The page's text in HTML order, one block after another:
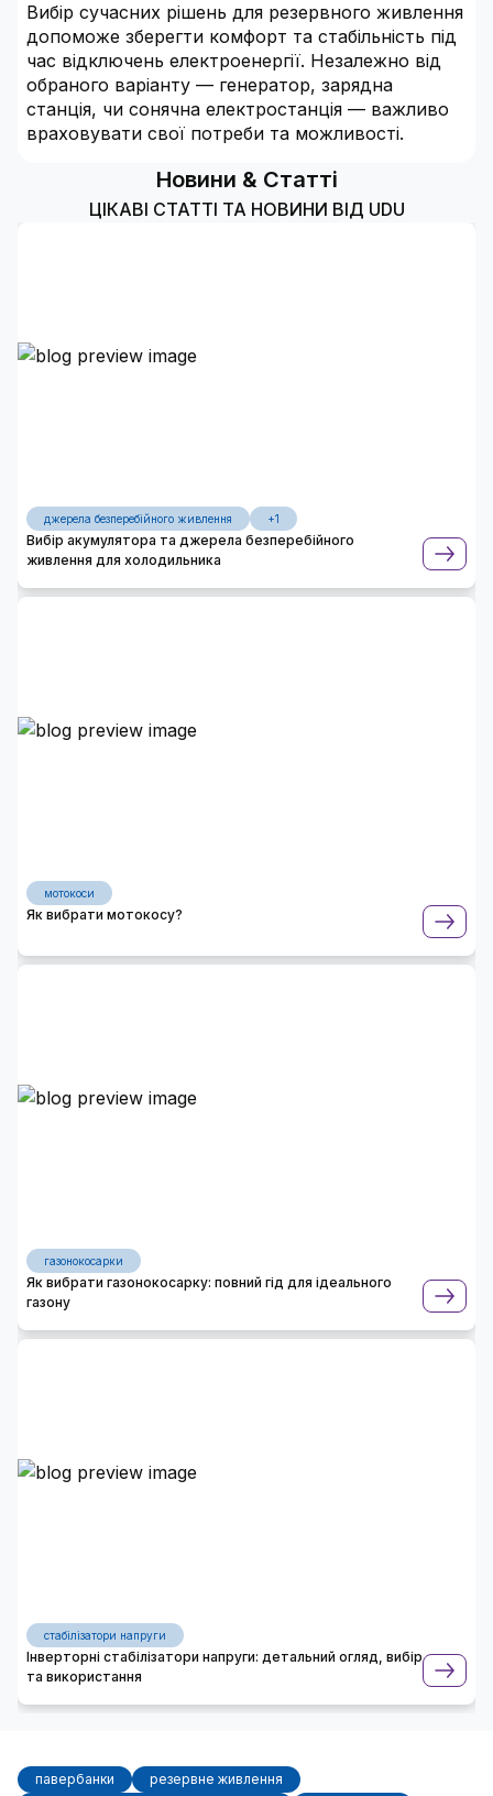
Вибір сучасних рішень для резервного живлення
допоможе зберегти комфорт та стабільність під
час відключень електроенергії. Незалежно від
обраного варіанту — генератор, зарядна
станція, чи сонячна електростанція — важливо
враховувати свої потреби та можливості.
Новини & Статті
ЦІКАВІ СТАТТІ ТА НОВИНИ ВІД UDU
джерела безперебійного живлення +1
Вибір акумулятора та джерела безперебійного
живлення для холодильника
мотокоси
Як вибрати мотокосу?
газонокосарки
Як вибрати газонокосарку: повний гід для ідеального
газону
стабілізатори напруги
Інверторні стабілізатори напруги: детальний огляд, вибір
та використання
павербанки
резервне живлення